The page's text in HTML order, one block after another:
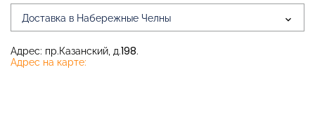
Доставка в Набережные Челны
Адрес: пр.Казанский, д.198.
Адрес на карте: